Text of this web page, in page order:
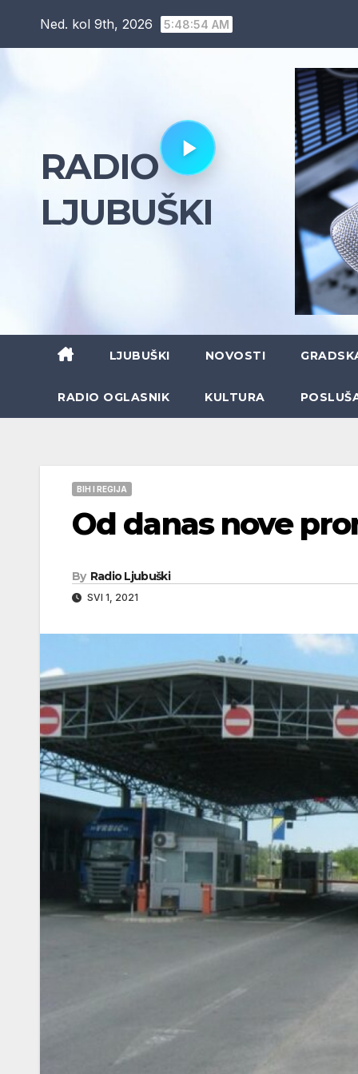
Ned. kol 9th, 2026 5:48:55 AM
RADIO
LJUBUŠKI
LJUBUŠKI NOVOSTI
RADIO OGLASNIK KULTURA
BIH I REGIJA
Od danas nove
By Radio Ljubuški
SVI 1, 2021